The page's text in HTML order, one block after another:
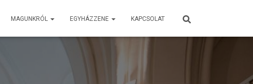
MAGUNKRÓL EGYHÁZZENE KAPCSOLAT